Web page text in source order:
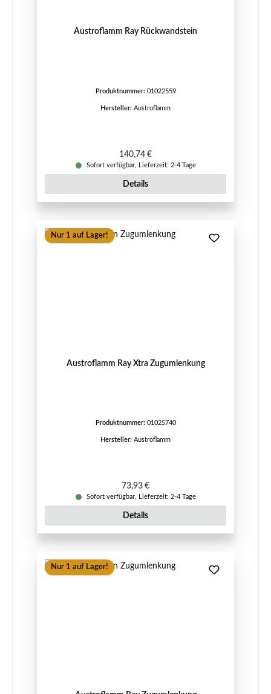
Austroflamm Ray Rückwandstein
Produktnummer: 01022559
Hersteller: Austroflamm
Regulärer Preis:
140,74 €
Sofort verfügbar, Lieferzeit: 2-4 Tage
Details
Nur 1 auf Lager!
Austroflamm Ray Xtra Zugumlenkung
Produktnummer: 01025740
Hersteller: Austroflamm
Regulärer Preis:
73,93 €
Sofort verfügbar, Lieferzeit: 2-4 Tage
Details
Nur 1 auf Lager!